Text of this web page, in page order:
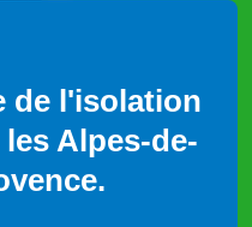
de l'isolation
Alpes-de-